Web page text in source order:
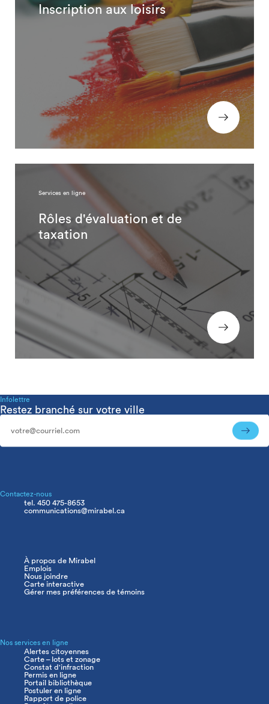
Inscription aux loisirs
Services en ligne
Rôles d'évaluation et de
taxation
Infolettre
Infolettre
Restez branché sur votre ville
Contactez-nous
tel. 450 475-8653
communications@mirabel.ca
Navigation
principale
À propos de Mirabel
Emplois
Nous joindre
Carte interactive
Gérer mes préférences de témoins
Nos services en ligne
Alertes citoyennes
Carte – lots et zonage
Constat d'infraction
Permis en ligne
Portail bibliothèque
Postuler en ligne
Rapport de police